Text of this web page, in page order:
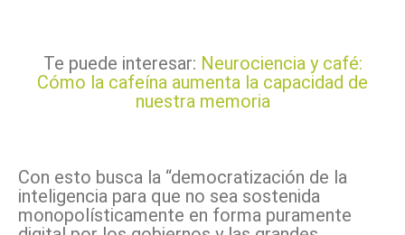
Te puede interesar: Neurociencia y café:
Cómo la cafeína aumenta la capacidad de
nuestra memoria
Con esto busca la “democratización de la
inteligencia para que no sea sostenida
monopolísticamente en forma puramente